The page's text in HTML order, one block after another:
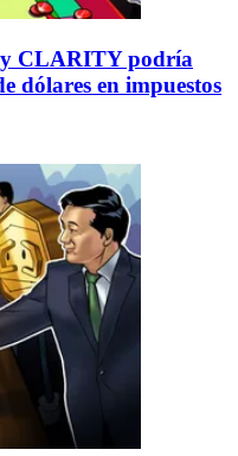
CLARITY podría
dólares en impuestos